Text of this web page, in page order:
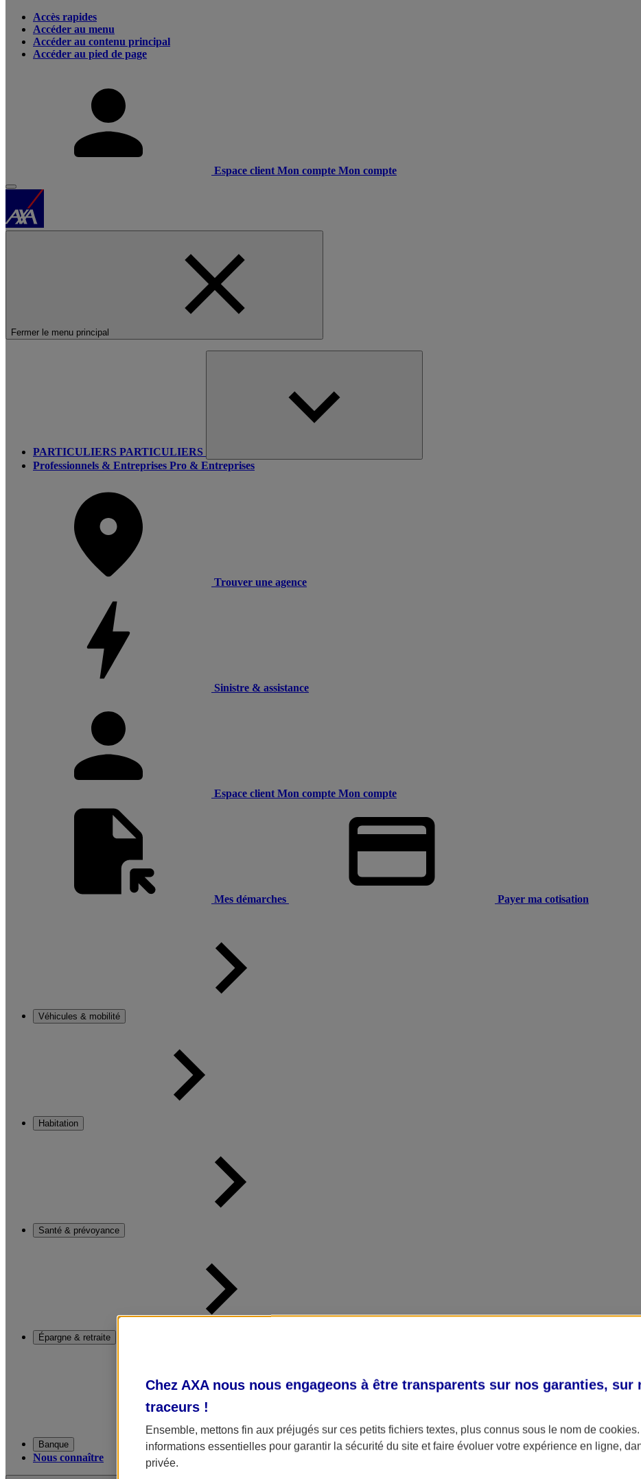
Accès rapides
Accéder au menu
Accéder au contenu principal
Accéder au pied de page
Espace client Mon compte Mon compte
Fermer le menu principal
PARTICULIERS PARTICULIERS
Professionnels & Entreprises Pro & Entreprises
Trouver une agence
Sinistre & assistance
Espace client Mon compte Mon compte
Mes démarches Payer ma cotisation
Véhicules & mobilité
Habitation
Santé & prévoyance
Épargne & retraite
Banque
Nous connaître
Chez AXA nous nous engageons à être transparents sur nos garanties, sur
traceurs !
Ensemble, mettons fin aux préjugés sur ces petits fichiers textes, plus connus sous le nom de cookies
informations essentielles pour garantir la sécurité du site et faire évoluer votre expérience en ligne,
privée.